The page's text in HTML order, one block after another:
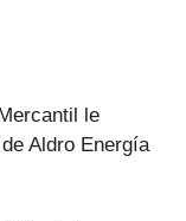
le
Aldro Energía